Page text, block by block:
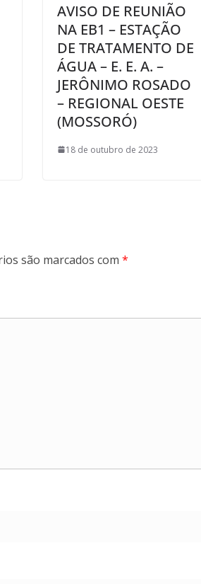
AVISO DE REUNIÃO
NA EB1 – ESTAÇÃO
DE TRATAMENTO DE
ÁGUA – E. E. A. –
JERÔNIMO ROSADO
– REGIONAL OESTE
(MOSSORÓ)
18 de outubro de 2023
são marcados com *